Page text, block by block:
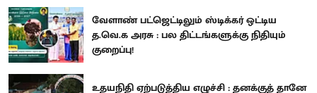
வேளாண் பட்ஜெட்டிலும் ஸ்டிக்கர் ஒட்டிய
த.வெ.க அரசு : பல திட்டங்களுக்கு நிதியும்
குறைப்பு!
உதயநிதி ஏற்படுத்திய எழுச்சி : தனக்குத் தானே